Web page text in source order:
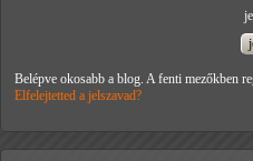
Belépve okosabb a blog. A fenti mezőkben
Elfelejtetted a jelszavad?